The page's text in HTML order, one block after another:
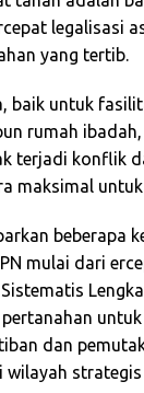
legalisasi
yang tertib.
baik untuk
rumah
terjadi konflik
maksimal
beberapa
mulai dari
dan
wilayah